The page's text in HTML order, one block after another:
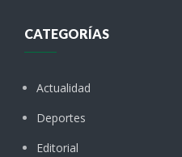
CATEGORÍAS
Actualidad
Deportes
Editorial